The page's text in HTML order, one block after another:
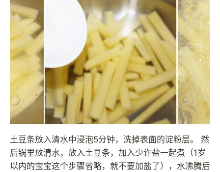
土豆条放入清水中浸泡5分钟，洗掉表面的淀粉层。 然
后锅里放清水，放入土豆条，加入少许盐一起煮（1岁
以内的宝宝这个步骤省略，就不要加盐了），水沸腾后